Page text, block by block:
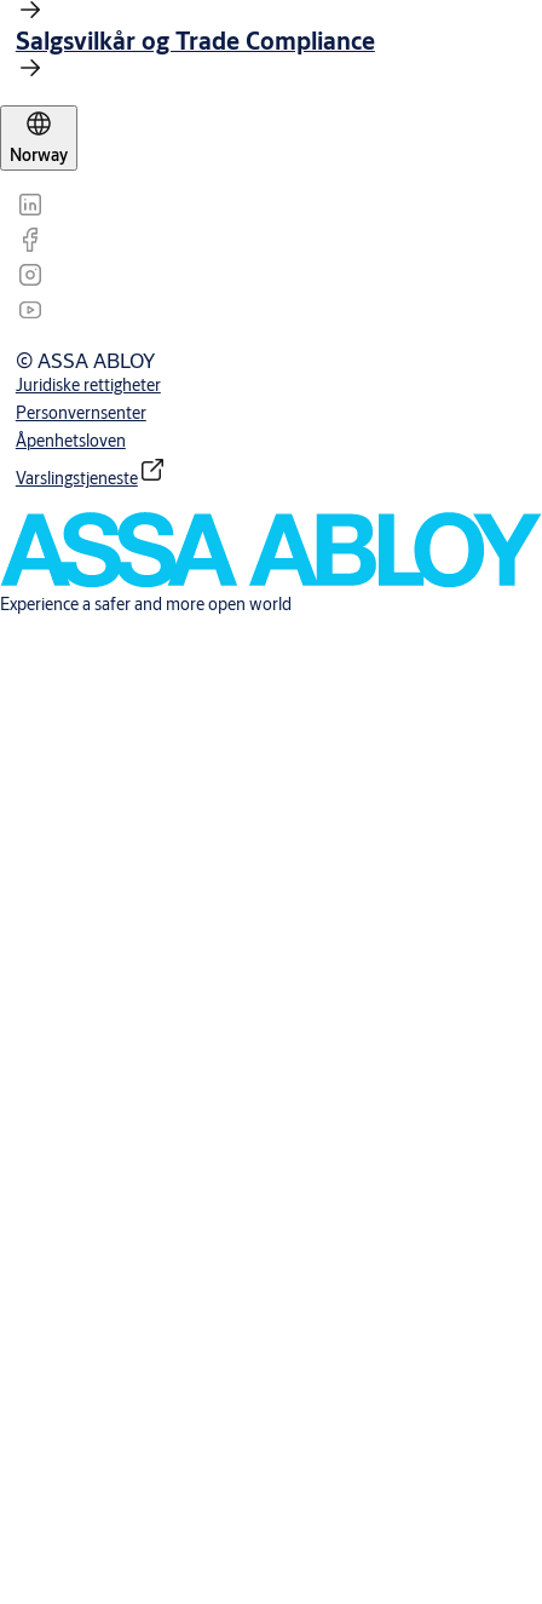
Salgsvilkår og Trade Compliance
Norway
© ASSA ABLOY
Juridiske rettigheter
Personvernsenter
Åpenhetsloven
Varslingstjeneste
Experience a safer and more open world